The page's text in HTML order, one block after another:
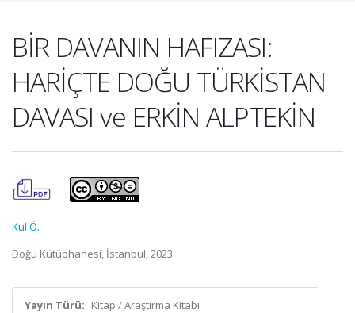
BİR DAVANIN HAFIZASI:
HARİÇTE DOĞU TÜRKİSTAN
DAVASI ve ERKİN ALPTEKİN
Kul Ö.
Doğu Kütüphanesi, İstanbul, 2023
Yayın Türü: Kitap / Araştırma Kitabı